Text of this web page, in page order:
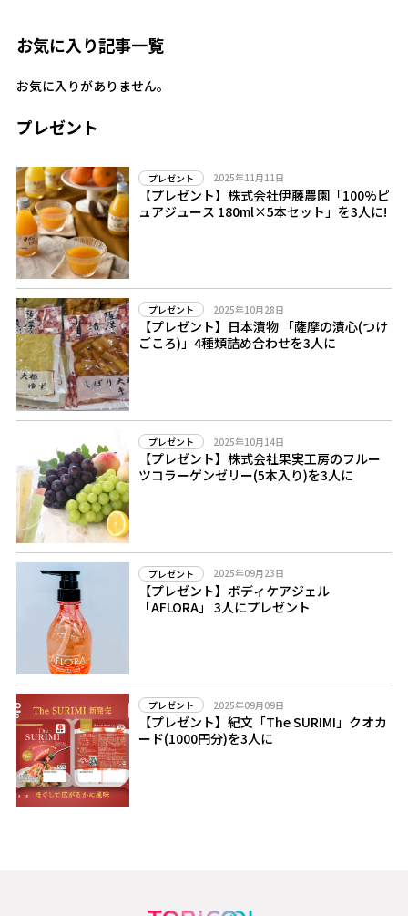
お気に入り記事一覧
お気に入りがありません。
プレゼント
プレゼント 2025年11月11日
【プレゼント】株式会社伊藤農園「100%ピ
ュアジュース 180ml×5本セット」を3人に!
プレゼント 2025年10月28日
【プレゼント】日本漬物 「薩摩の漬心(つけ
ごころ)」4種類詰め合わせを3人に
プレゼント 2025年10月14日
【プレゼント】株式会社果実工房のフルー
ツコラーゲンゼリー(5本入り)を3人に
プレゼント 2025年09月23日
【プレゼント】ボディケアジェル
「AFLORA」 3人にプレゼント
プレゼント 2025年09月09日
【プレゼント】紀文「The SURIMI」クオカ
ード(1000円分)を3人に